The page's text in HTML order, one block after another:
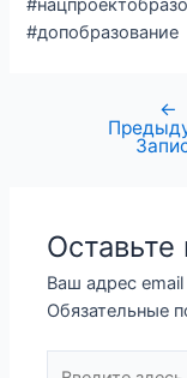
#допобразование
←
Ваш адрес
Обязательные